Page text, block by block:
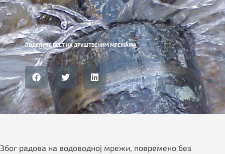
ПОДЕЛИТЕ ВЕСТ НА ДРУШТВЕНИМ МРЕЖАМА
Због радова на водоводној мрежи, повремено без